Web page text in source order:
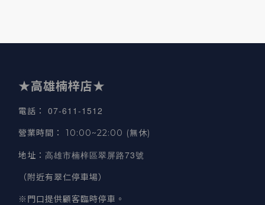
★高雄楠梓店★
電話 ： 07-611-1512
營業時間 ： 10:00~22:00 (無休)
地址 ： 高雄市楠梓區翠屏路73號
（附近有翠仁停車場）
※門口提供顧客臨時停車。